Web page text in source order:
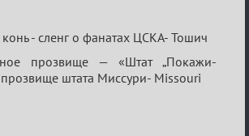
- сленг о фанатах ЦСКА- Тошич
прозвище — «Штат „Покажи-
прозвище штата Миссури- Missouri